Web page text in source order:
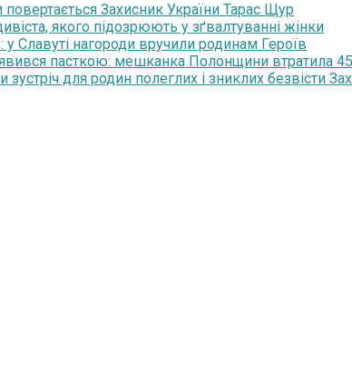
Захисник України Тарас Щур
якого підозрюють у зґвалтуванні жінки
Славуті нагороди вручили родинам Героїв
пасткою: мешканка Полонщини втратила
зустріч для родин полеглих і зниклих безвісти